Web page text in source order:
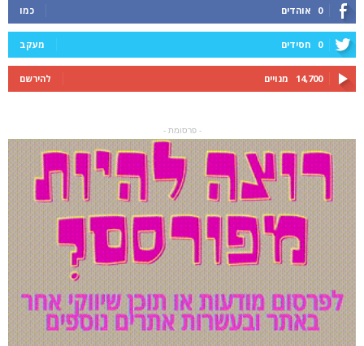
0 אוהדים כמו
0 חסידים מעקב
14,700 מנויים להירשם
- פרסומת -